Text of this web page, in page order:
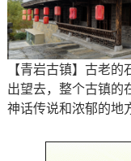
【青岩古镇】古老
出望去，整个古镇的
神话传说和浓郁的地